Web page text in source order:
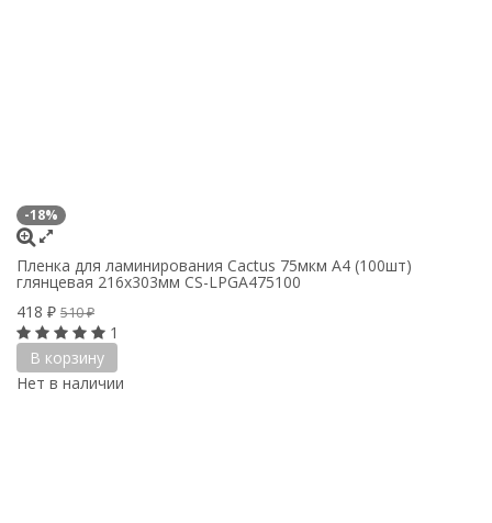
-18%
Пленка для ламинирования Cactus 75мкм A4 (100шт)
глянцевая 216x303мм CS-LPGA475100
418 ₽ 510₽
1
В корзину
Нет в наличии